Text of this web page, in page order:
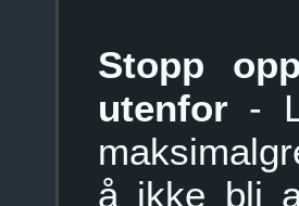
Stopp
utenfor -
å ikke bli